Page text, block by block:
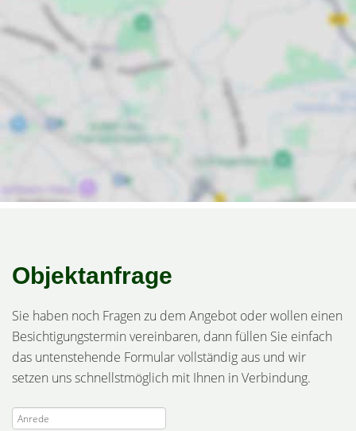
Objektanfrage
Sie haben noch Fragen zu dem Angebot oder wollen einen
Besichtigungstermin vereinbaren, dann füllen Sie einfach
das untenstehende Formular vollständig aus und wir
setzen uns schnellstmöglich mit Ihnen in Verbindung.